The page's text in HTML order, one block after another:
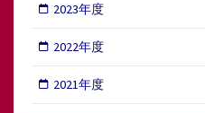
2023年度
2022年度
2021年度